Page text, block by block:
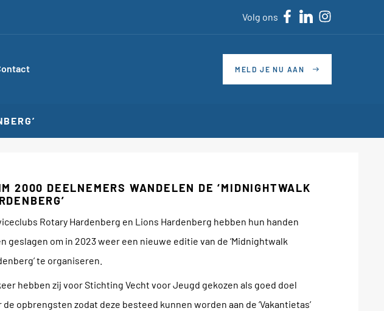
Volg ons
MELD JE NU AAN east
2000 DEELNEMERS WANDELEN DE ‘MIDNIGHTWALK
Rotary Hardenberg en Lions Hardenberg hebben hun handen
geslagen om in 2023 weer een nieuwe editie van de ‘Midnightwalk
te organiseren.
hebben zij voor Stichting Vecht voor Jeugd gekozen als goed doel
de opbrengsten zodat deze besteed kunnen worden aan de ‘Vakantietas’